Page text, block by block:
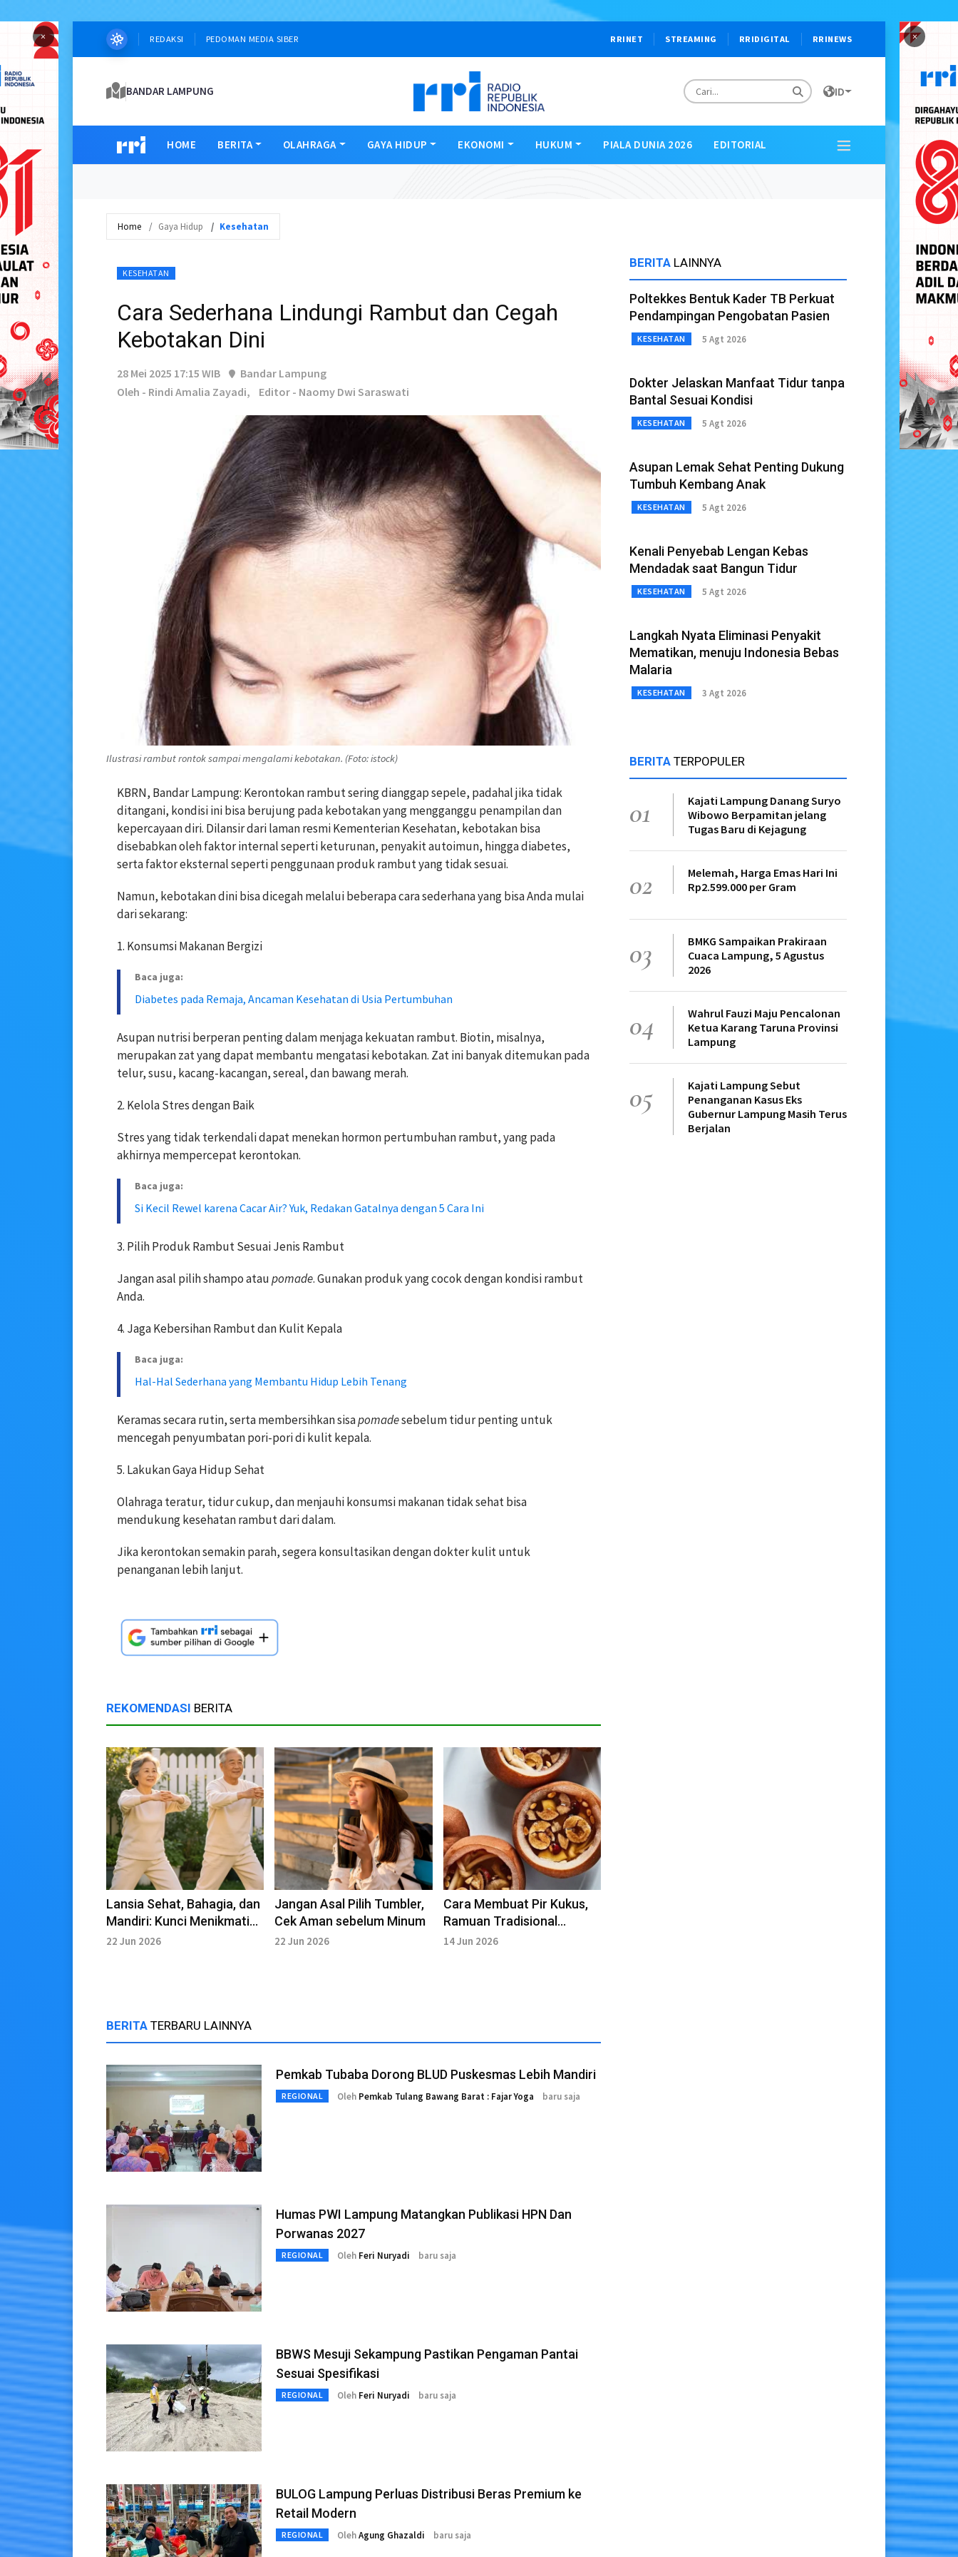
× ×
REDAKSI PEDOMAN MEDIA SIBER RRINET STREAMING RRIDIGITAL RRINEWS
BANDAR LAMPUNG ID
HOME BERITA OLAHRAGA GAYA HIDUP EKONOMI HUKUM PIALA DUNIA 2026 EDITORIAL
Home Gaya Hidup Kesehatan
KESEHATAN
Cara Sederhana Lindungi Rambut dan Cegah
Kebotakan Dini
28 Mei 2025 17:15 WIB
Bandar Lampung
Oleh - Rindi Amalia Zayadi,
Editor - Naomy Dwi Saraswati
Ilustrasi rambut rontok sampai mengalami kebotakan. (Foto: istock)
KBRN, Bandar Lampung: Kerontokan rambut sering dianggap sepele, padahal jika tidak
ditangani, kondisi ini bisa berujung pada kebotakan yang mengganggu penampilan dan
kepercayaan diri. Dilansir dari laman resmi Kementerian Kesehatan, kebotakan bisa
disebabkan oleh faktor internal seperti keturunan, penyakit autoimun, hingga diabetes,
serta faktor eksternal seperti penggunaan produk rambut yang tidak sesuai.
Namun, kebotakan dini bisa dicegah melalui beberapa cara sederhana yang bisa Anda mulai
dari sekarang:
1. Konsumsi Makanan Bergizi
Baca juga:
Diabetes pada Remaja, Ancaman Kesehatan di Usia Pertumbuhan
Asupan nutrisi berperan penting dalam menjaga kekuatan rambut. Biotin, misalnya,
merupakan zat yang dapat membantu mengatasi kebotakan. Zat ini banyak ditemukan pada
telur, susu, kacang-kacangan, sereal, dan bawang merah.
2. Kelola Stres dengan Baik
Stres yang tidak terkendali dapat menekan hormon pertumbuhan rambut, yang pada
akhirnya mempercepat kerontokan.
Baca juga:
Si Kecil Rewel karena Cacar Air? Yuk, Redakan Gatalnya dengan 5 Cara Ini
3. Pilih Produk Rambut Sesuai Jenis Rambut
Jangan asal pilih shampo ataupomade. Gunakan produk yang cocok dengan kondisi rambut
Anda.
4. Jaga Kebersihan Rambut dan Kulit Kepala
Baca juga:
Hal-Hal Sederhana yang Membantu Hidup Lebih Tenang
Keramas secara rutin, serta membersihkan sisapomadesebelum tidur penting untuk
mencegah penyumbatan pori-pori di kulit kepala.
5. Lakukan Gaya Hidup Sehat
Olahraga teratur, tidur cukup, dan menjauhi konsumsi makanan tidak sehat bisa
mendukung kesehatan rambut dari dalam.
Jika kerontokan semakin parah, segera konsultasikan dengan dokter kulit untuk
penanganan lebih lanjut.
REKOMENDASI BERITA
Lansia Sehat, Bahagia, dan
Mandiri: Kunci Menikmati
Usia Emas
22 Jun 2026
Jangan Asal Pilih Tumbler,
Cek Aman sebelum Minum
22 Jun 2026
Cara Membuat Pir Kukus,
Ramuan Tradisional
Pereda Batuk
14 Jun 2026
BERITA TERBARU LAINNYA
Pemkab Tubaba Dorong BLUD Puskesmas Lebih Mandiri
REGIONAL Oleh Pemkab Tulang Bawang Barat : Fajar Yoga baru saja
Humas PWI Lampung Matangkan Publikasi HPN Dan
Porwanas 2027
REGIONAL Oleh Feri Nuryadi baru saja
BBWS Mesuji Sekampung Pastikan Pengaman Pantai
Sesuai Spesifikasi
REGIONAL Oleh Feri Nuryadi baru saja
BULOG Lampung Perluas Distribusi Beras Premium ke
Retail Modern
REGIONAL OlehAgung Ghazaldi baru saja
BERITA LAINNYA
Poltekkes Bentuk Kader TB Perkuat
Pendampingan Pengobatan Pasien
KESEHATAN 5 Agt 2026
Dokter Jelaskan Manfaat Tidur tanpa
Bantal Sesuai Kondisi
KESEHATAN 5 Agt 2026
Asupan Lemak Sehat Penting Dukung
Tumbuh Kembang Anak
KESEHATAN 5 Agt 2026
Kenali Penyebab Lengan Kebas
Mendadak saat Bangun Tidur
KESEHATAN 5 Agt 2026
Langkah Nyata Eliminasi Penyakit
Mematikan, menuju Indonesia Bebas
Malaria
KESEHATAN 3 Agt 2026
BERITA TERPOPULER
01
Kajati Lampung Danang Suryo
Wibowo Berpamitan jelang
Tugas Baru di Kejagung
02
Melemah, Harga Emas Hari Ini
Rp2.599.000 per Gram
03
BMKG Sampaikan Prakiraan
Cuaca Lampung, 5 Agustus
2026
04
Wahrul Fauzi Maju Pencalonan
Ketua Karang Taruna Provinsi
Lampung
05
Kajati Lampung Sebut
Penanganan Kasus Eks
Gubernur Lampung Masih Terus
Berjalan